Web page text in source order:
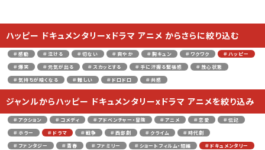
ハッピー ドキュメンタリーxドラマ アニメ からさらに絞り込む
＃感動 ＃泣ける ＃切ない ＃爽やか ＃胸キュン ＃ワクワク
＃ハッピー
＃爆笑
＃元気が出る ＃スカッとする ＃手に汗握る緊張感
＃放心状態
＃気持ちが暗くなる
＃難しい ＃ドロドロ ＃共感
ジャンルからハッピー ドキュメンタリーxドラマ アニメを絞り込み
＃アクション ＃コメディ ＃アドベンチャー・冒険 ＃アニメ ＃恋愛
＃伝記
＃ホラー
＃ドラマ ＃戦争 ＃西部劇 ＃クライム
＃時代劇
＃ファンタジー
＃青春 ＃ファミリー ＃ショートフィルム・短編
＃ドキュメンタリー